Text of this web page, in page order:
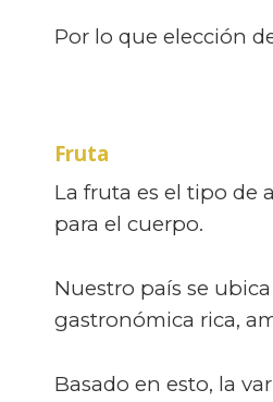
Por lo que elección
Fruta
La fruta es el tipo de
para el cuerpo.
Nuestro país se
gastronómica rica,
Basado en esto, la